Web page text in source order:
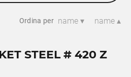
Ordina per name ▾ name ▴
STEEL # 420 Z